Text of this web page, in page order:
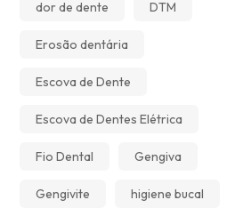
dor de dente DTM
Erosão dentária
Escova de Dente
Escova de Dentes Elétrica
Fio Dental Gengiva
Gengivite higiene bucal